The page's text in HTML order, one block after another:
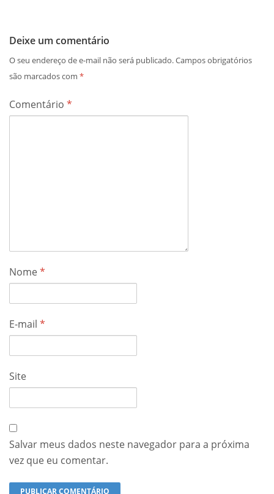
Deixe um comentário
O seu endereço de e-mail não será publicado.Campos obrigatórios
são marcados com *
Comentário *
Nome*
E-mail *
Site
Salvar meus dados neste navegador para a próxima
vez que eu comentar.